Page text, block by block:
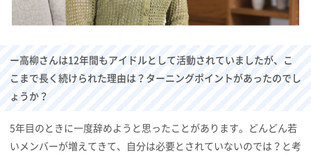
ー高柳さんは12年間もアイドルとして活動されていましたが、こ
こまで長く続けられた理由は？ターニングポイントがあったのでし
ょうか？
5年目のときに一度辞めようと思ったことがあります。どんどん若
いメンバーが増えてきて、自分は必要とされていないのでは？と考